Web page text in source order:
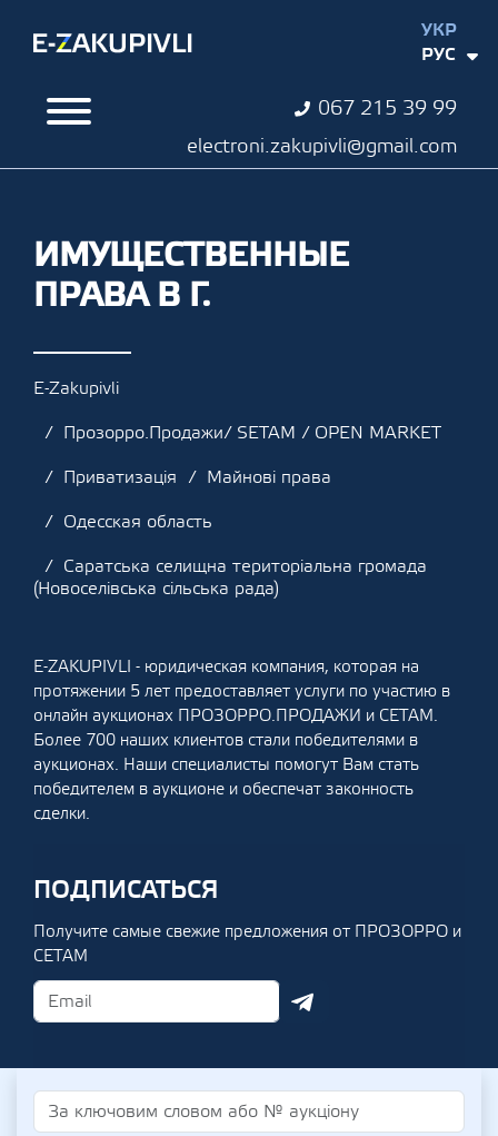
067 215 39 99
electroni.zakupivli@gmail.com
УКР
РУС
ИМУЩЕСТВЕННЫЕ
ПРАВА В Г.
E-Zakupivli
Прозорро.Продажи/ SETAM / OPEN MARKET
Приватизація
Майнові права
Одесская область
Саратська селищна територіальна громада
(Новоселівська сільська рада)
E-ZAKUPIVLI - юридическая компания, которая на
протяжении 5 лет предоставляет услуги по участию в
онлайн аукционах ПРОЗОРРО.ПРОДАЖИ и СЕТАМ.
Более 700 наших клиентов стали победителями в
аукционах. Наши специалисты помогут Вам стать
победителем в аукционе и обеспечат законность
сделки.
ПОДПИСАТЬСЯ
Получите самые свежие предложения от ПРОЗОРРО и
СЕТАМ